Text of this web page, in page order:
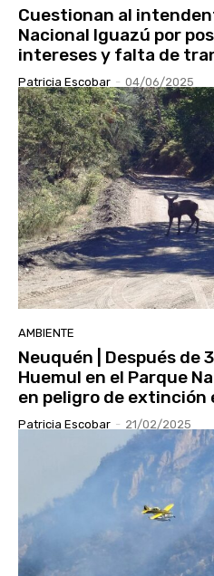
Cuestionan al
Nacional Iguazú por
intereses y falta de
Patricia Escobar - 04/06/2025
AMBIENTE
Neuquén | Después de
Huemul en el Parque
en peligro de extinción
Patricia Escobar - 21/02/2025